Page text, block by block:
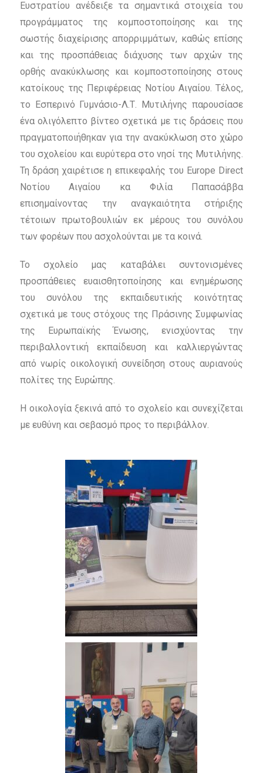
Ευστρατίου ανέδειξε τα σημαντικά στοιχεία του
προγράμματος της κομποστοποίησης και της
σωστής διαχείρισης απορριμμάτων, καθώς επίσης
και της προσπάθειας διάχυσης των αρχών της
ορθής ανακύκλωσης και κομποστοποίησης στους
κατοίκους της Περιφέρειας Νοτίου Αιγαίου. Τέλος,
το Εσπερινό Γυμνάσιο-Λ.Τ. Μυτιλήνης παρουσίασε
ένα ολιγόλεπτο βίντεο σχετικά με τις δράσεις που
πραγματοποιήθηκαν για την ανακύκλωση στο χώρο
του σχολείου και ευρύτερα στο νησί της Μυτιλήνης.
Τη δράση χαιρέτισε η επικεφαλής του Europe Direct
Νοτίου Αιγαίου κα Φιλία Παπασάββα
επισημαίνοντας την αναγκαιότητα στήριξης
τέτοιων πρωτοβουλιών εκ μέρους του συνόλου
των φορέων που ασχολούνται με τα κοινά.
Το σχολείο μας καταβάλει συντονισμένες
προσπάθειες ευαισθητοποίησης και ενημέρωσης
του συνόλου της εκπαιδευτικής κοινότητας
σχετικά με τους στόχους της Πράσινης Συμφωνίας
της Ευρωπαϊκής Ένωσης, ενισχύοντας την
περιβαλλοντική εκπαίδευση και καλλιεργώντας
από νωρίς οικολογική συνείδηση στους αυριανούς
πολίτες της Ευρώπης.
Η οικολογία ξεκινά από το σχολείο και συνεχίζεται
με ευθύνη και σεβασμό προς το περιβάλλον.